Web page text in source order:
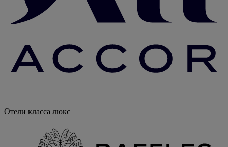
Отели класса люкс